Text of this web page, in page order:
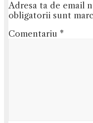
Adresa ta de email
obligatorii sunt
Comentariu *